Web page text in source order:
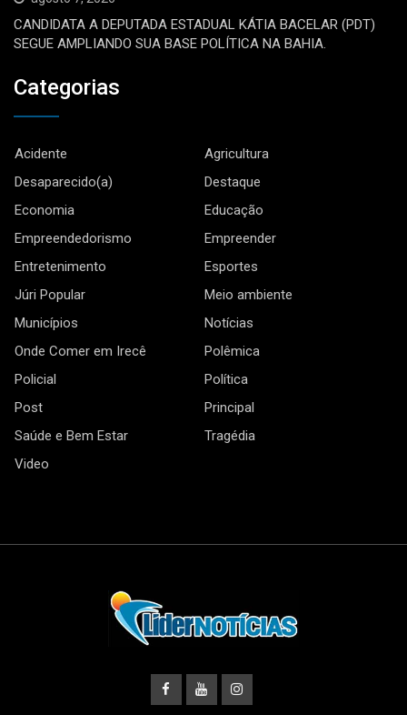
CANDIDATA A DEPUTADA ESTADUAL KÁTIA BACELAR (PDT)
SEGUE AMPLIANDO SUA BASE POLÍTICA NA BAHIA.
Categorias
Acidente
Agricultura
Desaparecido(a)
Destaque
Economia
Educação
Empreendedorismo
Empreender
Entretenimento
Esportes
Júri Popular
Meio ambiente
Municípios
Notícias
Onde Comer em Irecê
Polêmica
Policial
Política
Post
Principal
Saúde e Bem Estar
Tragédia
Video